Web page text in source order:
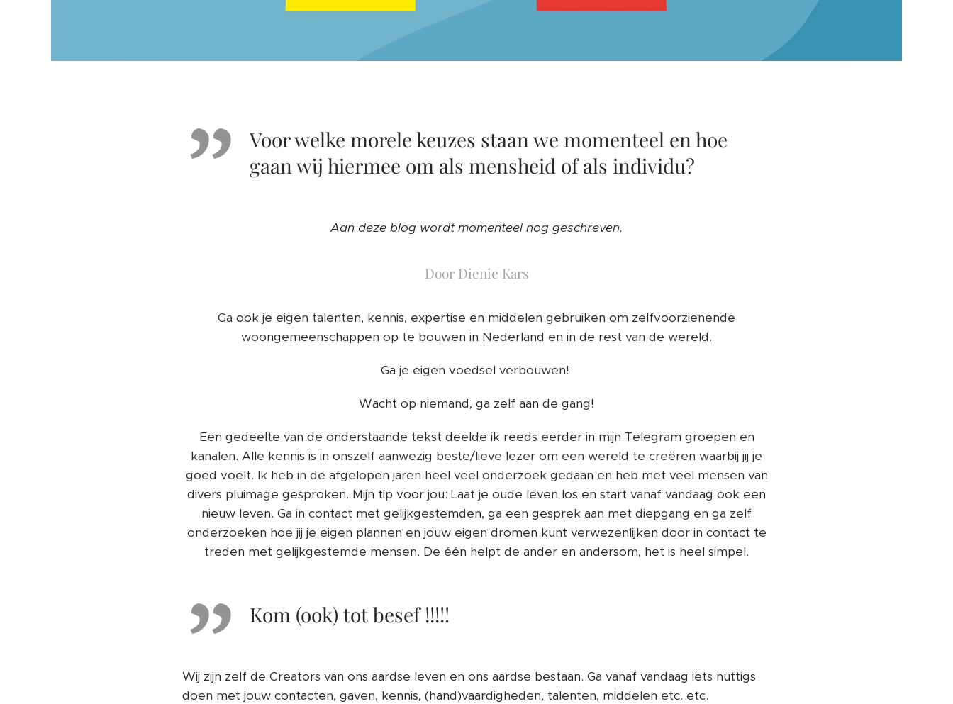
Voor welke morele keuzes staan we momenteel en hoe
gaan wij hiermee om als mensheid of als individu?
Aan deze blog wordt momenteel nog geschreven.
Door Dienie Kars
Ga ook je eigen talenten, kennis, expertise en middelen gebruiken om zelfvoorzienende
woongemeenschappen op te bouwen in Nederland en in de rest van de wereld.
Ga je eigen voedsel verbouwen!
Wacht op niemand, ga zelf aan de gang!
Een gedeelte van de onderstaande tekst deelde ik reeds eerder in mijn Telegram groepen en
kanalen. Alle kennis is in onszelf aanwezig beste/lieve lezer om een wereld te creëren waarbij jij je
goed voelt. Ik heb in de afgelopen jaren heel veel onderzoek gedaan en heb met veel mensen van
divers pluimage gesproken. Mijn tip voor jou: Laat je oude leven los en start vanaf vandaag ook een
nieuw leven. Ga in contact met gelijkgestemden, ga een gesprek aan met diepgang en ga zelf
onderzoeken hoe jij je eigen plannen en jouw eigen dromen kunt verwezenlijken door in contact te
treden met gelijkgestemde mensen. De één helpt de ander en andersom, het is heel simpel.
Kom (ook) tot besef !!!!!
Wij zijn zelf de Creators van ons aardse leven en ons aardse bestaan. Ga vanaf vandaag iets nuttigs
doen met jouw contacten, gaven, kennis, (hand)vaardigheden, talenten, middelen etc. etc.